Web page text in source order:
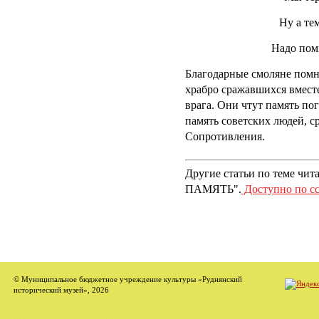
Ну а
Надо
Благодарные смоляне
храбро сражавшихся
врага. Они чтут память
память советских людей,
Сопротивления.
Другие статьи по теме
ПАМЯТЬ". Доступно по
© Муниципальное бюджетное учреждение культуры «Руднянский
исторический музей», 2026